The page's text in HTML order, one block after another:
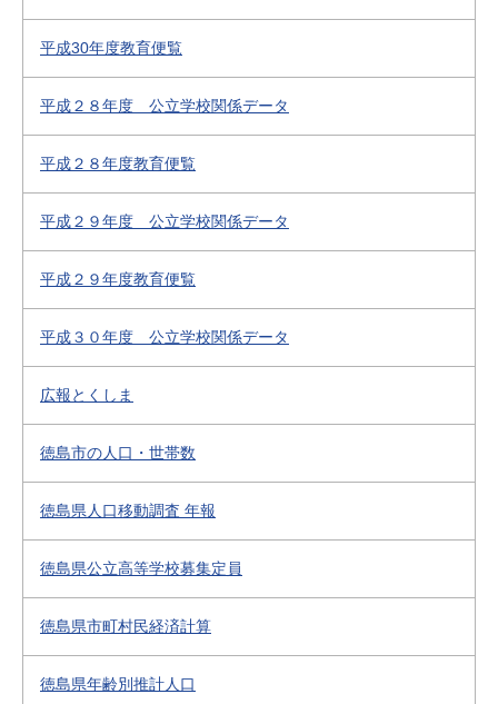
平成30年度教育便覧
平成２８年度 公立学校関係データ
平成２８年度教育便覧
平成２９年度 公立学校関係データ
平成２９年度教育便覧
平成３０年度 公立学校関係データ
広報とくしま
徳島市の人口・世帯数
徳島県人口移動調査 年報
徳島県公立高等学校募集定員
徳島県市町村民経済計算
徳島県年齢別推計人口